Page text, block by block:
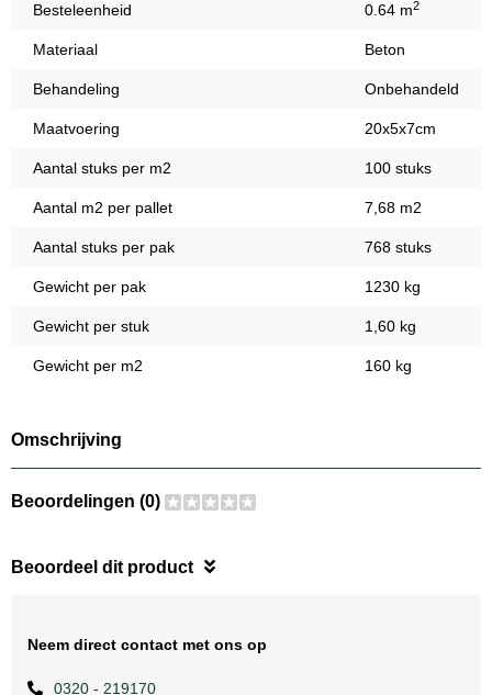
Besteleenheid 0.64 m2
Materiaal Beton
Behandeling Onbehandeld
Maatvoering 20x5x7cm
Aantal stuks per m2 100 stuks
Aantal m2 per pallet 7,68 m2
Aantal stuks per pak 768 stuks
Gewicht per pak 1230 kg
Gewicht per stuk 1,60 kg
Gewicht per m2 160 kg
Omschrijving
Beoordelingen (0)
Beoordeel dit product
Neem direct contact met ons op
0320 - 219170